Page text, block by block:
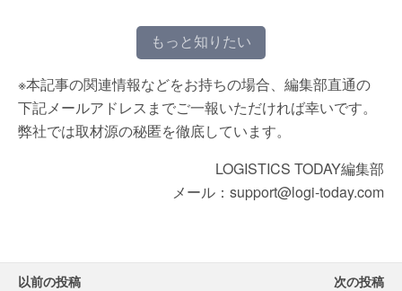
もっと知りたい
※本記事の関連情報などをお持ちの場合、編集部直通の
下記メールアドレスまでご一報いただければ幸いです。
弊社では取材源の秘匿を徹底しています。
LOGISTICS TODAY編集部
メール：support@logi-today.com
以前の投稿 次の投稿